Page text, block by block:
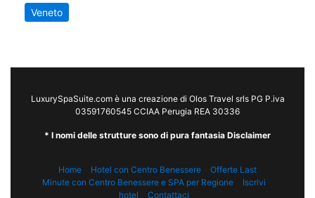
Veneto
LuxurySpaSuite.com è una creazione di Olos Travel srls PG P.iva
03591760545 CCIAA Perugia REA 30336
* I nomi delle strutture sono di pura fantasia Disclaimer
Home Hotel con Centro Benessere
Offerte Last
Minute con Centro Benessere e SPA per Regione
Iscrivi
hotel
Contattaci